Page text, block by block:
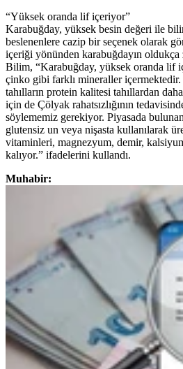
“Yüksek oranda lif içeriyor”
Karabuğday, yüksek besin değeri ile
beslenenlere cazip bir seçenek olarak
içeriği yönünden karabuğdayın
Bilim, “Karabuğday, yüksek oranda lif
çinko gibi farklı mineraller
tahılların protein kalitesi tahıllardan
için de Çölyak rahatsızlığının
söylememiz gerekiyor. Piyasada
glutensiz un veya nişasta kullanılarak
vitaminleri, magnezyum, demir,
kalıyor.” ifadelerini kullandı.
Muhabir: